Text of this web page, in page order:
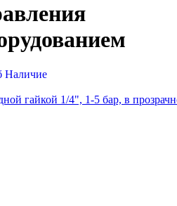
Наличие
гайкой 1/4", 1-5 бар, в